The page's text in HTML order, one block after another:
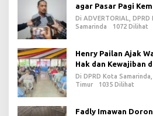
agar Pasar Pagi
Revitalisasi
Di ADVERTORIAL,
Samarinda
1072 Dilihat
Henry Pailan Ajak
Hak dan Kewajiban
Di DPRD Kota
Timur
1035 Dilihat
Fadly Imawan